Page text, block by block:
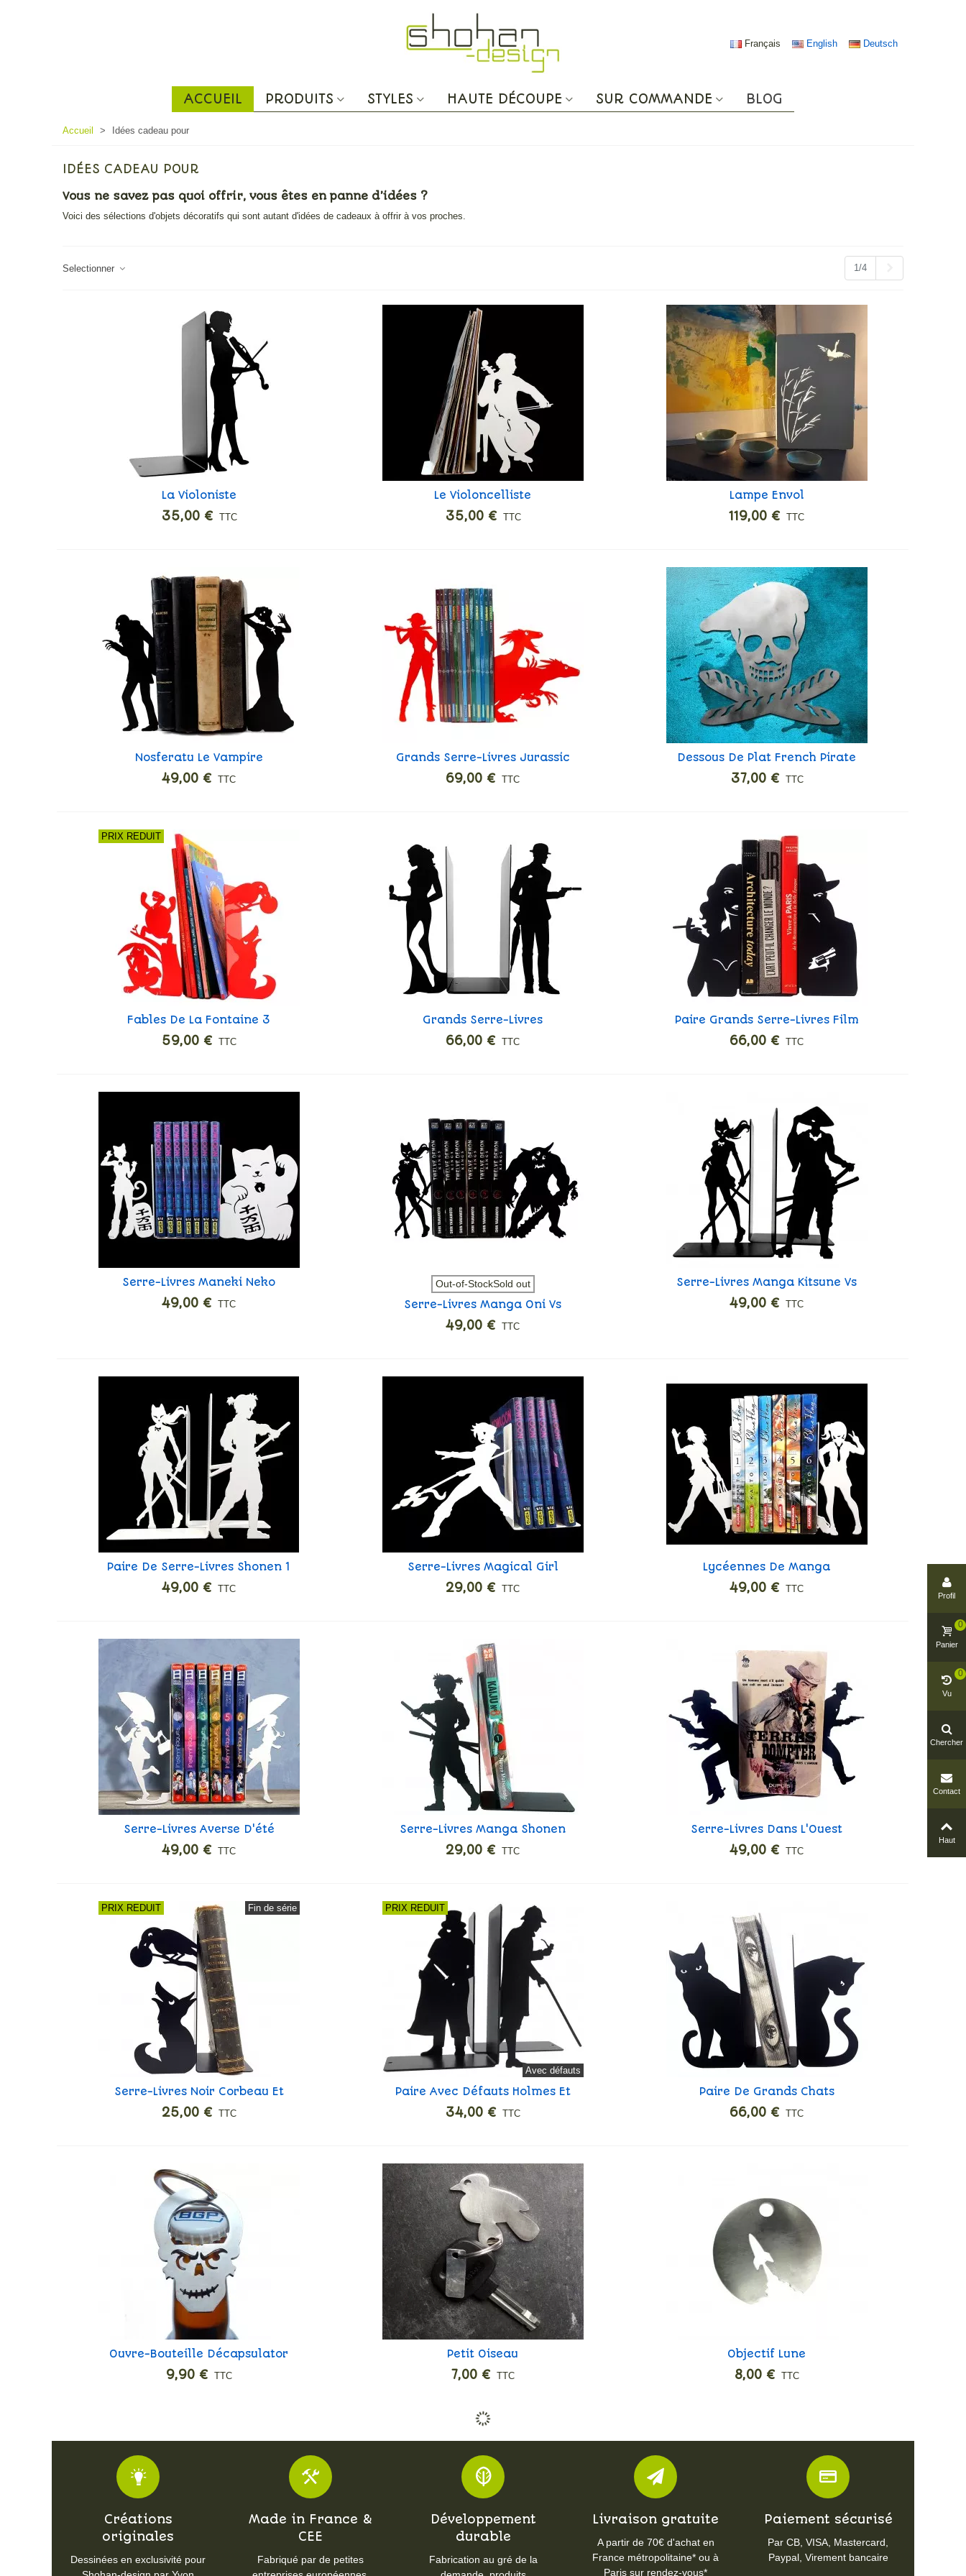
Français English Deutsch
ACCUEIL PRODUITS STYLES HAUTE DÉCOUPE SUR COMMANDE BLOG
Accueil > Idées cadeau pour
IDÉES CADEAU POUR
Vous ne savez pas quoi offrir, vous êtes en panne d’idées ?
Voici des sélections d'objets décoratifs qui sont autant d'idées de cadeaux à offrir à vos proches.
Selectionner
1/4
AjouterLa Violoniste
35,00 € TTC
Ajouter
Le Violoncelliste
35,00 € TTC
Ajouter
Lampe Envol
119,00 € TTC
Ajouter
Nosferatu Le Vampire
49,00 € TTC
Ajouter
Grands Serre-Livres Jurassic
Hunters
69,00 € TTC
Ajouter
Dessous De Plat French Pirate
37,00 € TTC
PRIX REDUIT
Ajouter
Fables De La Fontaine 3
59,00 € TTC
Ajouter
Grands Serre-Livres
Champagne
66,00 € TTC
Ajouter
Paire Grands Serre-Livres Film
Noir
66,00 € TTC
Ajouter
Serre-Livres Maneki Neko
Family
49,00 € TTC
Vue rapide
Out-of-StockSold out
Serre-Livres Manga Oni Vs
Kitsune
49,00 € TTC
Ajouter
Serre-Livres Manga Kitsune Vs
Ronin
49,00 € TTC
Ajouter
Paire De Serre-Livres Shonen 1
49,00 € TTC
Vue rapide
Serre-Livres Magical Girl
29,00 € TTC
Ajouter
Lycéennes De Manga
49,00 € TTC
Ajouter
Serre-Livres Averse D'été
49,00 € TTC
Ajouter
Serre-Livres Manga Shonen
29,00 € TTC
Ajouter
Serre-Livres Dans L'Ouest
49,00 € TTC
Fin de série
PRIX REDUIT
Ajouter
Serre-Livres Noir Corbeau Et
Renard
25,00 € TTC
Avec défauts
PRIX REDUIT
Ajouter
Paire Avec Défauts Holmes Et
Moriarty
34,00 € TTC
Ajouter
Paire De Grands Chats
66,00 € TTC
Ajouter
Ouvre-Bouteille Décapsulator
9,90 € TTC
AjouterPetit Oiseau
7,00 € TTC
Ajouter
Objectif Lune
8,00 € TTC
Créations
originales
Dessinées en exclusivité pour
Made in France &
CEE
Fabriqué par de petites
Développement
durable
Fabrication au gré de la
Livraison gratuite
A partir de 70€ d'achat en
France métropolitaine* ou à
Paris sur rendez-vous*
Paiement sécurisé
Par CB, VISA, Mastercard,
Paypal, Virement bancaire
Profil
Panier
0
Vu
0
Chercher
Contact
Haut